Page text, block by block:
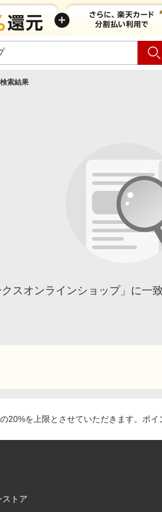
索結果
スオンラインショップ」に一
20%を上限とさせていただきます。ポイ
ストア